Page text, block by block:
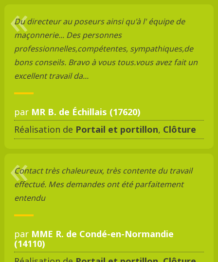
Du directeur au poseurs ainsi qu'à l' équipe de
maçonnerie... Des personnes
professionnelles,compétentes, sympathiques,de
bons conseils. Bravo à vous tous.vous avez fait un
excellent travail da...
par MR B. de Échillais (17620)
Réalisation de Portail et portillon, Clôture
Contact très chaleureux, très contente du travail
effectué. Mes demandes ont été parfaitement
entendu
par MME R. de Condé-en-Normandie
(14110)